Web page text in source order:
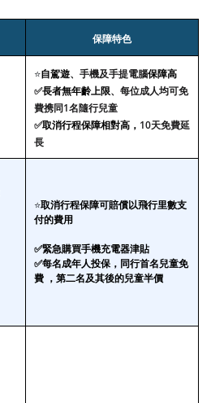
保障特色
⭐自駕遊、手機及手提電腦保障高
✅長者無年齡上限、每位成人均可免
費携同1名隨行兒童
✅取消行程保障相對高， 10天免費延
長
⭐取消行程保障可賠償以飛行里數支
付的費用
✅緊急購買手機充電器津貼
✅每名成年人投保，同行首名兒童免
費 ，第二名及其後的兒童半價